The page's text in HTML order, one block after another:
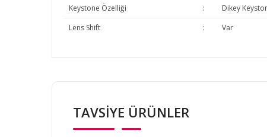
Keystone Özelliği
:
Dikey
Lens Shift
: Var
Ürün resmi kalitesiz, bozuk veya görüntülenemiyor.
Ürün açıklamasında eksik bilgiler bulunuyor.
TAVSİYE ÜRÜNLER